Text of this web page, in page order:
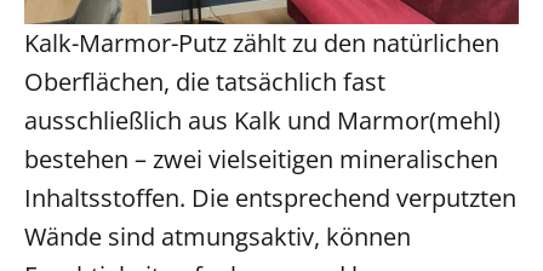
Kalk-Marmor-Putz zählt zu den natürlichen
Oberflächen, die tatsächlich fast
ausschließlich aus Kalk und Marmor(mehl)
bestehen – zwei vielseitigen mineralischen
Inhaltsstoffen. Die entsprechend verputzten
Wände sind atmungsaktiv, können